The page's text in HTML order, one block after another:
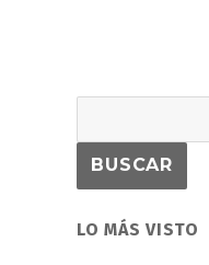
LO MÁS VISTO